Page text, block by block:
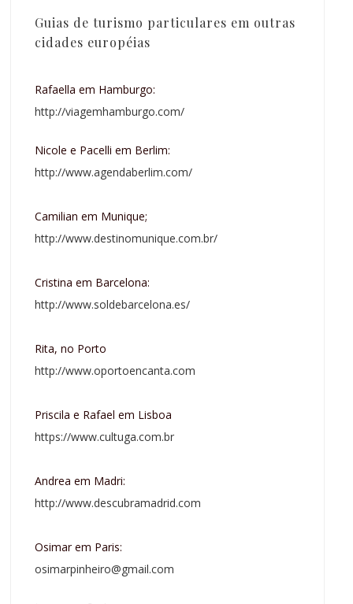
Guias de turismo particulares em outras
cidades européias
Rafaella em Hamburgo:
http://viagemhamburgo.com/
Nicole e Pacelli em Berlim:
http://www.agendaberlim.com/
Camilian em Munique;
http://www.destinomunique.com.br/
Cristina em Barcelona:
http://www.soldebarcelona.es/
Rita, no Porto
http://www.oportoencanta.com
Priscila e Rafael em Lisboa
https://www.cultuga.com.br
Andrea em Madri:
http://www.descubramadrid.com
Osimar em Paris:
osimarpinheiro@gmail.com